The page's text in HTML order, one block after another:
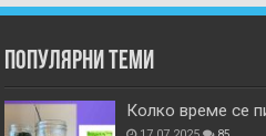
Популярни теми
Колко време се